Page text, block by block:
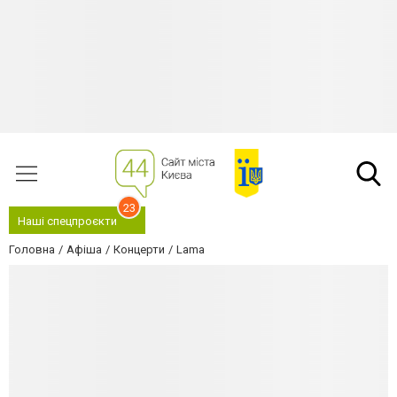
Наші спецпроєкти
23
Головна Афіша Концерти Lama